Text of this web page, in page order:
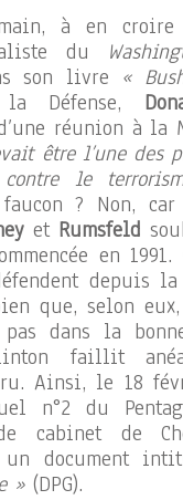
à en
du
son livre «
Défense,
réunion à la
être l’une des
le
? Non,
et Rumsfeld
en
depuis
que, selon
dans la
faillit
Ainsi, le 18
n°2 du
cabinet de
un document
» (DPG).